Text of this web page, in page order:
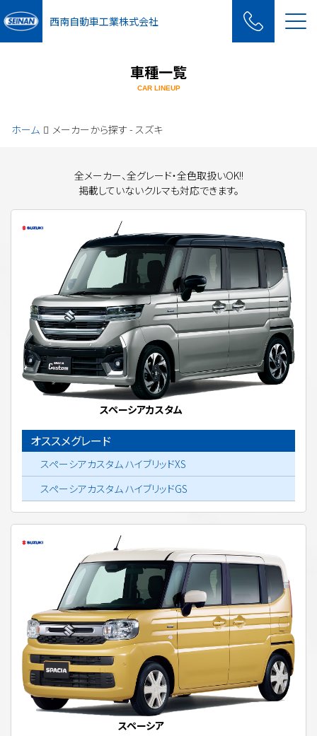
西南自動車工業株式会社
CAR LINEUP
車種一覧
ホーム メーカーから探す - スズキ
全メーカー、全グレード・全色取扱いOK!!
掲載していないクルマも対応できます。
スペーシアカスタム
オススメグレード
スペーシアカスタム ハイブリッドXS
スペーシアカスタム ハイブリッドGS
スペーシア